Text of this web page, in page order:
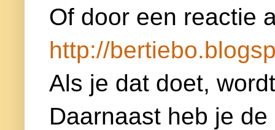
Of door een reactie
http://
Als je dat doet,
Daarnaast heb je